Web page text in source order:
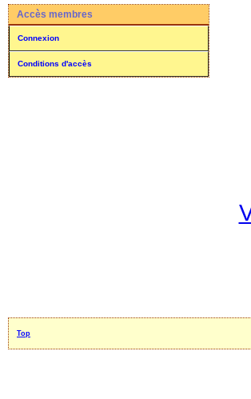
Accès membres
Connexion
Conditions d'accès
Top